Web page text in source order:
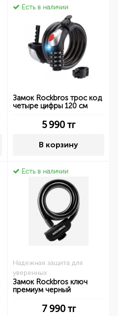
Есть в наличии
Замок Rockbros трос код
четыре цифры 120 см
5 990 тг
В корзину
Есть в наличии
Надежная защита для
уверенных
Замок Rockbros ключ
премиум черный
7 990тг